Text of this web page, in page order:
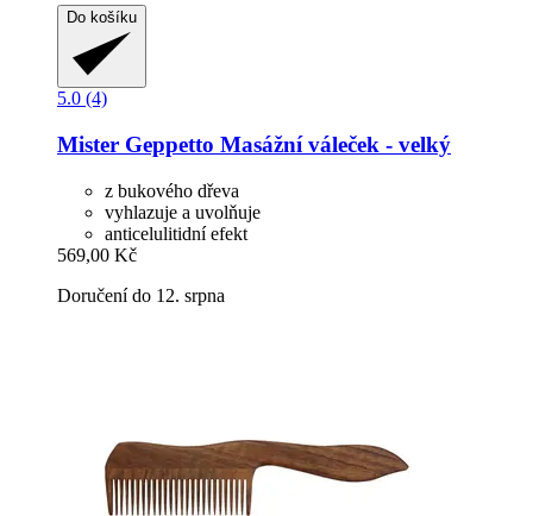
Do košíku
5.0 (4)
Mister Geppetto Masážní váleček -​ velký
z bukového dřeva
vyhlazuje a uvolňuje
anticelulitidní efekt
569,00 Kč
Doručení do 12. srpna